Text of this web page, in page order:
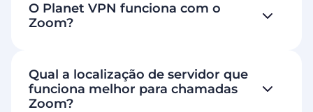
O Planet VPN funciona com o
Zoom?
Qual a localização de servidor que
funciona melhor para chamadas
Zoom?